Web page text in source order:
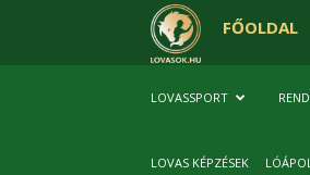
FŐOLDAL
LOVASSPORT
LOVAS KÉPZÉSEK